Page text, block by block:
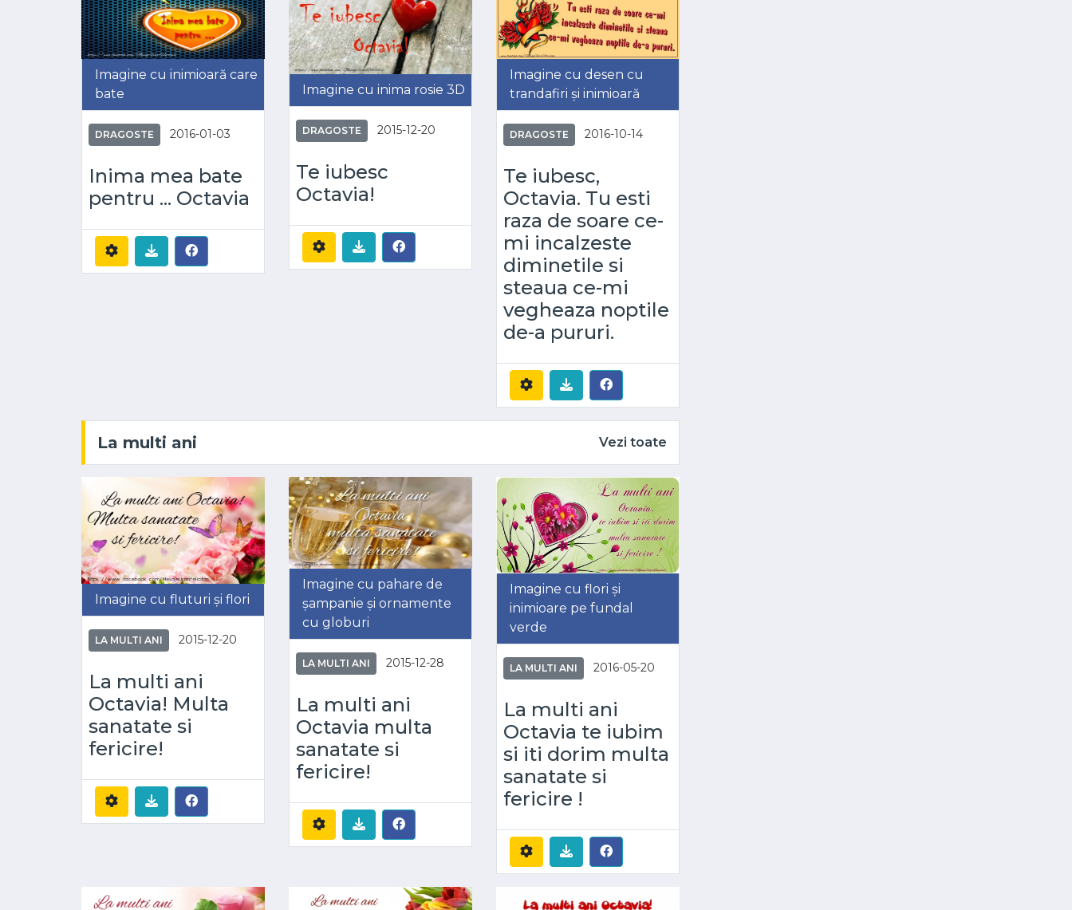
Imagine cu inimioară care
bate
DRAGOSTE 2016-01-03
Inima mea bate
pentru ... Octavia
Imagine cu inima rosie 3D
DRAGOSTE 2015-12-20
Te iubesc
Octavia!
Imagine cu desen cu
trandafiri și inimioară
DRAGOSTE 2016-10-14
Te iubesc,
Octavia. Tu esti
raza de soare ce-
mi incalzeste
diminetile si
steaua ce-mi
vegheaza noptile
de-a pururi.
La multi ani Vezi toate
Imagine cu fluturi și flori
LA MULTI ANI 2015-12-20
La multi ani
Octavia! Multa
sanatate si
fericire!
Imagine cu pahare de
șampanie și ornamente
cu globuri
LA MULTI ANI 2015-12-28
La multi ani
Octavia multa
sanatate si
fericire!
Imagine cu flori și
inimioare pe fundal
verde
LA MULTI ANI 2016-05-20
La multi ani
Octavia te iubim
si iti dorim multa
sanatate si
fericire !